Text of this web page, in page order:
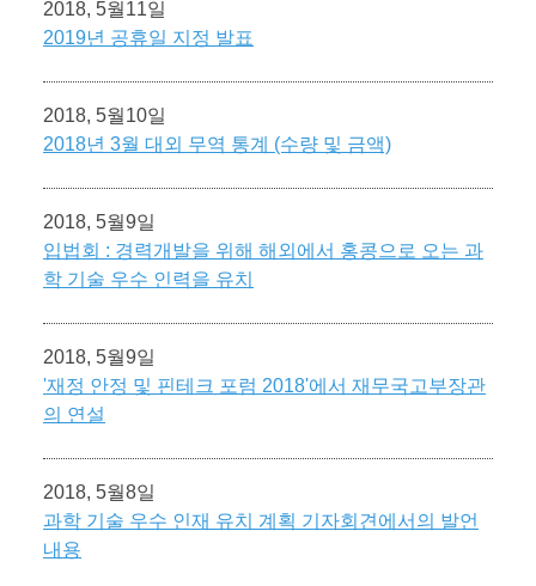
2018, 5월11일
2019년 공휴일 지정 발표
2018, 5월10일
2018년 3월 대외 무역 통계 (수량 및 금액)
2018, 5월9일
입법회 : 경력개발을 위해 해외에서 홍콩으로 오는 과
학 기술 우수 인력을 유치
2018, 5월9일
'재정 안정 및 핀테크 포럼 2018'에서 재무국고부장관
의 연설
2018, 5월8일
과학 기술 우수 인재 유치 계획 기자회견에서의 발언
내용